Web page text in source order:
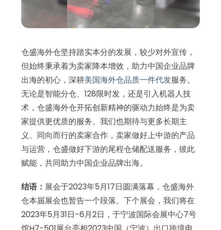
仓盛海外仓坚持踏实本分的发展，较少对外宣传，
但始终秉承着为卖家降本增效，助力中国企业品牌
出海的初心，深耕美国海外仓品质一件代发服务。
无论是智能分仓、128限时发，还是引入机器人技
术，仓盛海外仓开拓创新精神的驱动力始终是为卖
家提供更优质的服务。我们也期待与更多长期主
义、同向而行的卖家合作，卖家做好上中游的产品
与运营，仓盛做好下游的尾程仓储配送服务，彼此
赋能，共同助力中国企业品牌出海。
结语： 展会于2023年5月17日圆满落幕，仓盛海外
仓本届展会也暂告一个段落。下个展会，我们将在
2023年5月31日-6月2日，于宁波国际会展中心7号